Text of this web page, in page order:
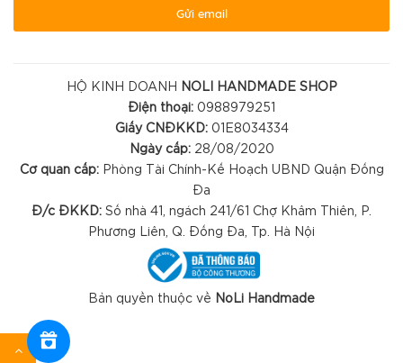
Gửi email
HỘ KINH DOANH
NOLI HANDMADE SHOP
Điện thoại: 0988979251
Giấy CNĐKKD:01E8034334
Ngày cấp:28/08/2020
Cơ quan cấp:Phòng Tài Chính-Kế Hoạch UBND Quận Đống
Đa
Đ/c ĐKKD: Số nhà 41, ngách 241/61 Chợ Khâm Thiên, P.
Phương Liên, Q. Đống Đa, Tp. Hà Nội
Bản quyền thuộc về NoLi Handmade